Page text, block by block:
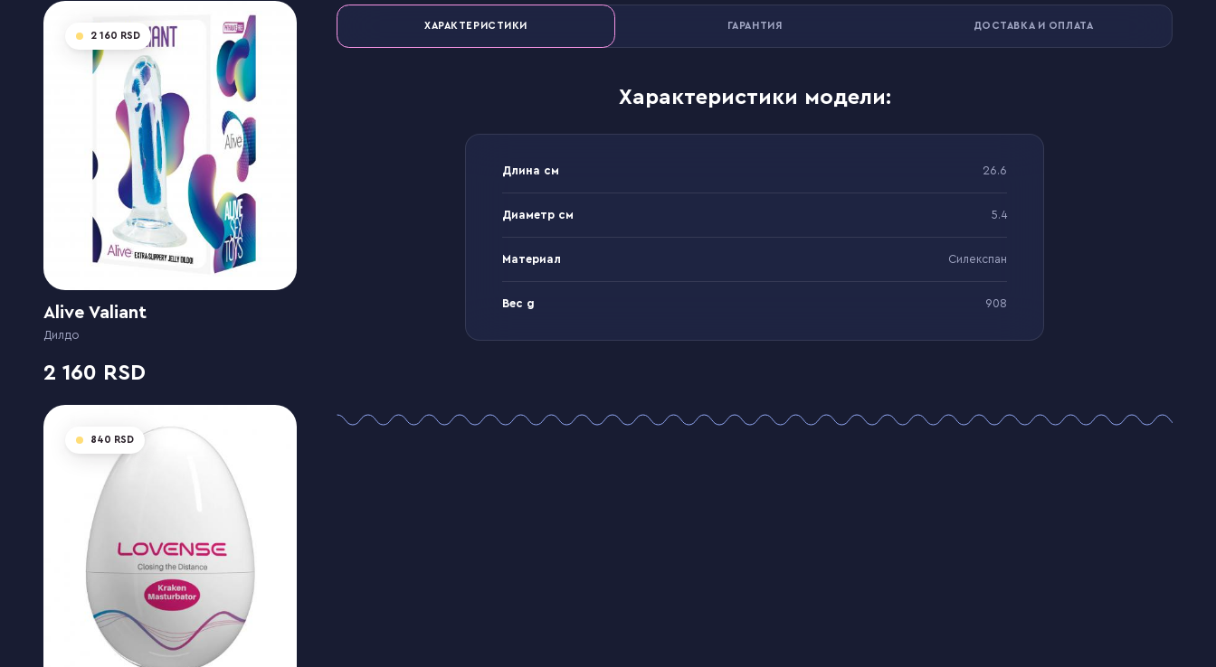
2 160
Alive Valiant
Дилдо
2 160
840
ХАРАКТЕРИСТИКИ ГАРАНТИЯ ДОСТАВКА И ОПЛАТА
Характеристики модели:
Длина см 26.6
Диаметр см 5.4
Материал Силекспан
Вес g 908